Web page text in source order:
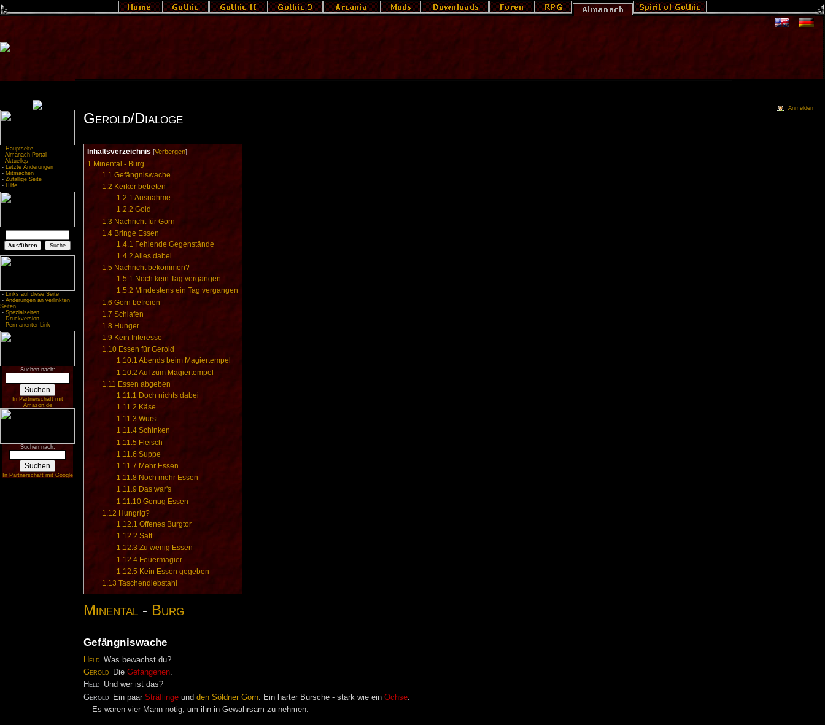
- Hauptseite
- Almanach-Portal
- Aktuelles
- Letzte Änderungen
- Mitmachen
- Zufällige Seite
- Hilfe
- Links auf diese Seite
- Änderungen an verlinkten
Seiten
- Spezialseiten
- Druckversion
- Permanenter Link
Suchen nach:
In Partnerschaft mit
Amazon.de
Suchen nach:
In Partnerschaft mit Google
Gerold/Dialoge
Inhaltsverzeichnis [Verbergen]
1 Minental - Burg
1.1 Gefängniswache
1.2 Kerker betreten
1.2.1 Ausnahme
1.2.2 Gold
1.3 Nachricht für Gorn
1.4 Bringe Essen
1.4.1 Fehlende Gegenstände
1.4.2 Alles dabei
1.5 Nachricht bekommen?
1.5.1 Noch kein Tag vergangen
1.5.2 Mindestens ein Tag vergangen
1.6 Gorn befreien
1.7 Schlafen
1.8 Hunger
1.9 Kein Interesse
1.10 Essen für Gerold
1.10.1 Abends beim Magiertempel
1.10.2 Auf zum Magiertempel
1.11 Essen abgeben
1.11.1 Doch nichts dabei
1.11.2 Käse
1.11.3 Wurst
1.11.4 Schinken
1.11.5 Fleisch
1.11.6 Suppe
1.11.7 Mehr Essen
1.11.8 Noch mehr Essen
1.11.9 Das war's
1.11.10 Genug Essen
1.12 Hungrig?
1.12.1 Offenes Burgtor
1.12.2 Satt
1.12.3 Zu wenig Essen
1.12.4 Feuermagier
1.12.5 Kein Essen gegeben
1.13 Taschendiebstahl
Minental- Burg
Gefängniswache
Held Was bewachst du?
Gerold
DieGefangenen.
Held Und wer ist das?
Gerold
Ein paarSträflinge undden Söldner Gorn . Ein harter Bursche - stark wie einOchse
Es waren vier Mann nötig, um ihn in Gewahrsam zu nehmen.
Anmelden